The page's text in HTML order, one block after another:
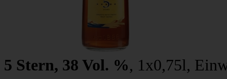
5 Stern, 38 Vol. %, 1x0,75l,